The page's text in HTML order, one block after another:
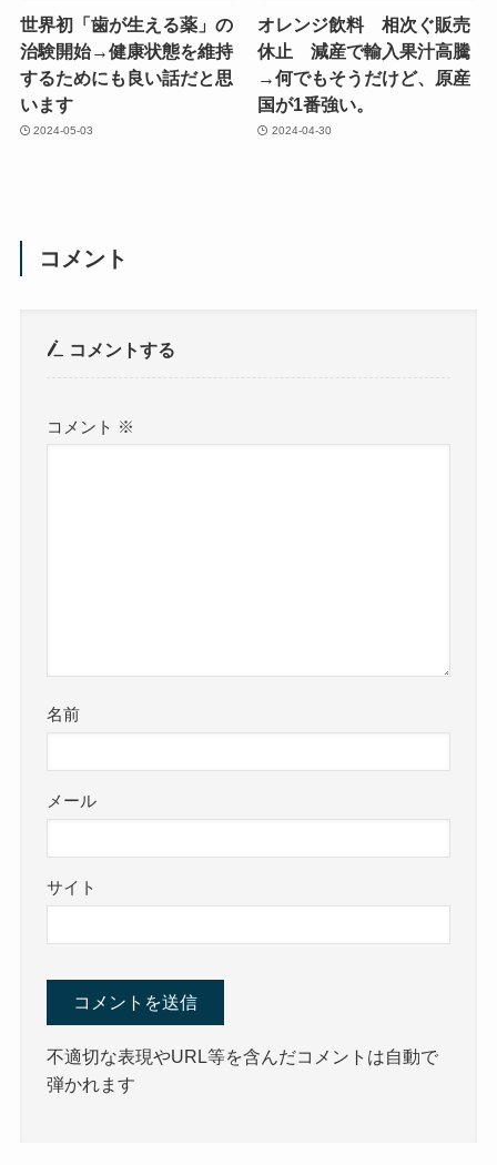
世界初「歯が生える薬」の
治験開始→健康状態を維持
するためにも良い話だと思
います
2024-05-03
オレンジ飲料 相次ぐ販売
休止 減産で輸入果汁高騰
→何でもそうだけど、原産
国が1番強い。
2024-04-30
コメント
コメントする
コメント ※
名前
メール
サイト
不適切な表現やURL等を含んだコメントは自動で
弾かれます